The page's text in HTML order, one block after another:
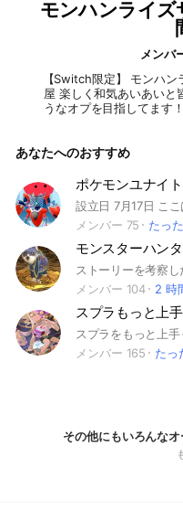
モンハンライズ
メンバ
【Switch限定】 モンハ
屋 楽しく和気あいあいと皆さんが気持ちよくプレイ出来るよ
うなオプを目指してます！ 初心者～上級者まで何方でも大歓
ルールを守ってください！ 入室した方はノートの確認と自己
あなたへのおすすめ
ポケモンユナイ
メンバー 75
たっ
メンバー 104
2 時
スプラもっと上
メンバー 165
たっ
その他にもいろんな